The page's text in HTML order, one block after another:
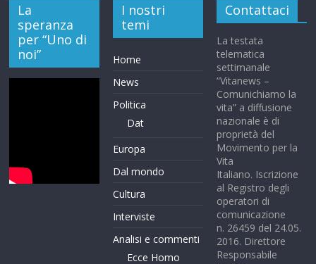
La
speranza
per “Uno di
noi”
I nostri
temi
Home
News
Politica
Dat
Europa
Dal mondo
Cultura
Interviste
Analisi e commenti
Ecce Homo
Contattaci
La testata
telematica
settimanale
“Vitanews –
Comunichiamo la
vita” a diffusione
nazionale è di
proprietà del
Movimento per la
Vita
Italiano. Iscrizione
al Registro degli
operatori di
comunicazione
n. 26459 del 24.05.
2016. Direttore
Responsabile